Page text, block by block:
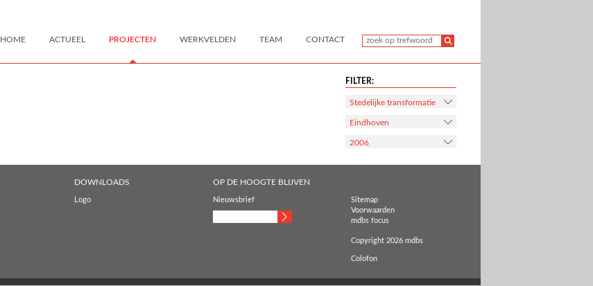
HOME ACTUEEL PROJECTEN WERKVELDEN TEAM CONTACT
FILTER:
Stedelijke transformatie
Eindhoven
2006
DOWNLOADS
Logo
OP DE HOOGTE BLIJVEN
Nieuwsbrief
Sitemap
Voorwaarden
mdbs focus
Copyright 2026 mdbs
Colofon